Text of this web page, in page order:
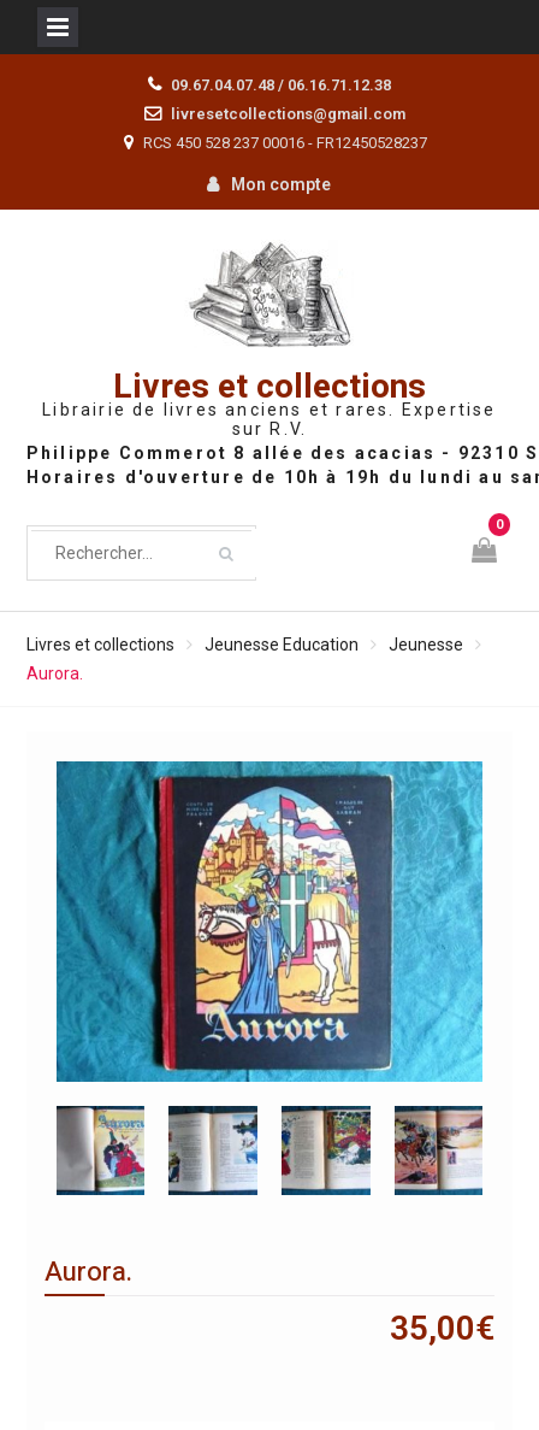
09.67.04.07.48 / 06.16.71.12.38
livresetcollections@gmail.com
RCS 450 528 237 00016 - FR12450528237
Mon compte
Livres et collections
Librairie de livres anciens et rares. Expertise
sur R.V.
0
Livres et collections Jeunesse Education
Jeunesse
Aurora.
Aurora.
35,00€